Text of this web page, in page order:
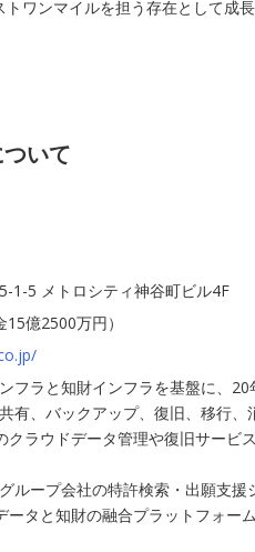
ワンマイルを担う存在として成長
いて
1-5 メトロシティ神谷町ビル4F
億2500万円）
フラと知財インフラを基盤に、
有、バックアップ、復旧、移行
クラウドデータ管理や復旧サー
ループ会社の特許検索・出願支
タと知財の融合プラットフォー